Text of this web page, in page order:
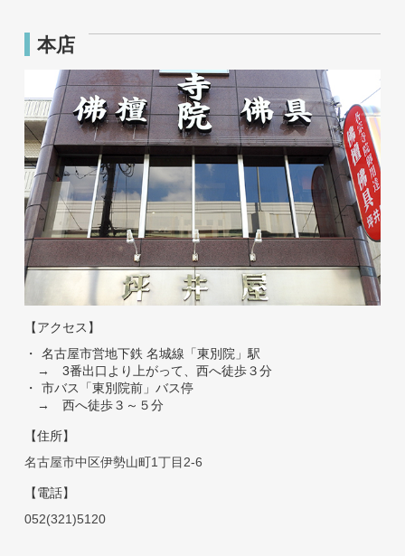
本店
【アクセス】
名古屋市営地下鉄 名城線「東別院」駅
→ 3番出口より上がって、西へ徒歩３分
市バス「東別院前」バス停
→ 西へ徒歩３～５分
【住所】
名古屋市中区伊勢山町1丁目2-6
【電話】
052(321)5120